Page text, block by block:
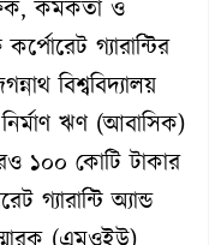
কর্মকর্তা ও
গ্যারান্টির
বিশ্ববিদ্যালয়
ঋণ (আবাসিক)
১০০ কোটি টাকার
গ্যারান্টি অ্যান্ড